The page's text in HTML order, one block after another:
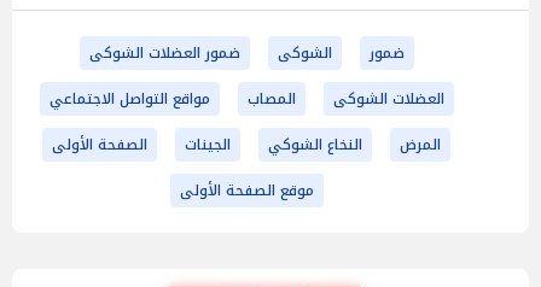
ضمور الشوكى
ضمور العضلات الشوكى
العضلات الشوكى
المصاب
مواقع التواصل الاجتماعي
المرض
النخاع الشوكي الجينات
الصفحة الأولى
موقع الصفحة الأولى